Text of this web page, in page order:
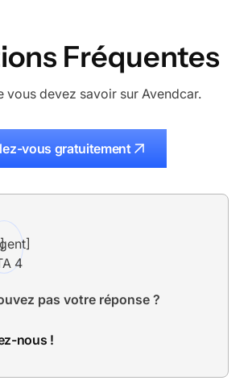
Fréquentes
vous devez savoir sur Avendcar.
vous gratuitement
pas votre réponse ?
nous !